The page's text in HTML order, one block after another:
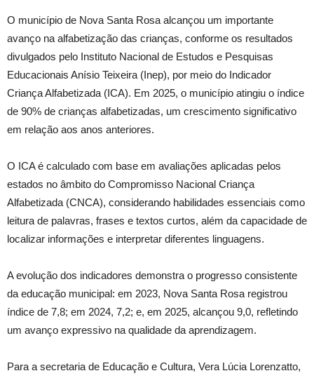
O município de Nova Santa Rosa alcançou um importante
avanço na alfabetização das crianças, conforme os resultados
divulgados pelo Instituto Nacional de Estudos e Pesquisas
Educacionais Anísio Teixeira (Inep), por meio do Indicador
Criança Alfabetizada (ICA). Em 2025, o município atingiu o índice
de 90% de crianças alfabetizadas, um crescimento significativo
em relação aos anos anteriores.
O ICA é calculado com base em avaliações aplicadas pelos
estados no âmbito do Compromisso Nacional Criança
Alfabetizada (CNCA), considerando habilidades essenciais como
leitura de palavras, frases e textos curtos, além da capacidade de
localizar informações e interpretar diferentes linguagens.
A evolução dos indicadores demonstra o progresso consistente
da educação municipal: em 2023, Nova Santa Rosa registrou
índice de 7,8; em 2024, 7,2; e, em 2025, alcançou 9,0, refletindo
um avanço expressivo na qualidade da aprendizagem.
Para a secretaria de Educação e Cultura, Vera Lúcia Lorenzatto,